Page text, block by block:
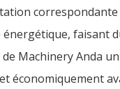
correspondante
énergétique, faisant
Machinery Anda
économiquement